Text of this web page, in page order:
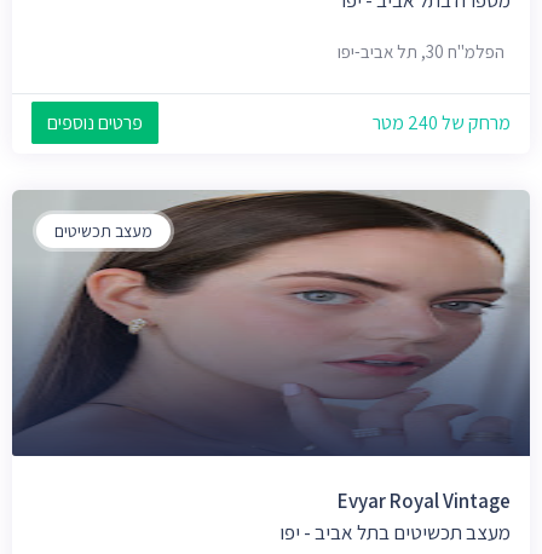
הפלמ"ח 30, תל אביב-יפו
מרחק של 240 מטר פרטים נוספים
מעצב תכשיטים
Evyar Royal Vintage
מעצב תכשיטים בתל אביב - יפו